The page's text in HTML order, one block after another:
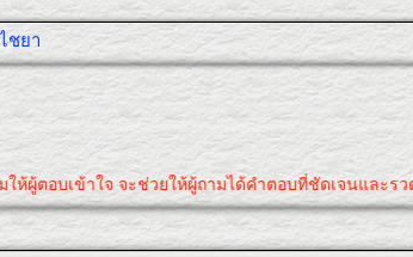
ชยา
ให้ผู้ตอบเข้าใจ จะช่วยให้ผู้ถามได้คำตอบที่ชัดเจนและร